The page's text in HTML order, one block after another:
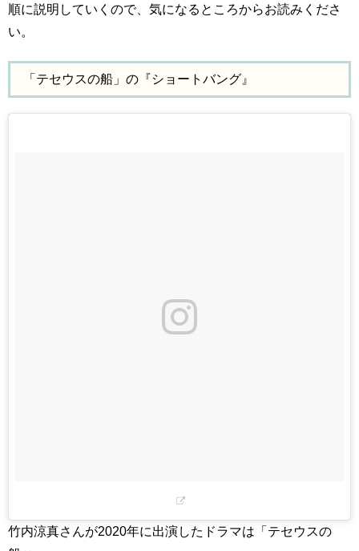
順に説明していくので、気になるところからお読みくださ
い。
「テセウスの船」の『ショートバング』
竹内涼真さんが2020年に出演したドラマは「テセウスの